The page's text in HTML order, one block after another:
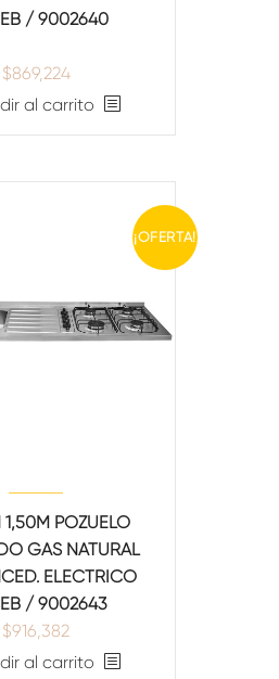
/ 9002640
$869,224
al carrito
¡OFERTA!
1,50M POZUELO
GAS NATURAL
ELECTRICO
/ 9002643
$916,382
al carrito